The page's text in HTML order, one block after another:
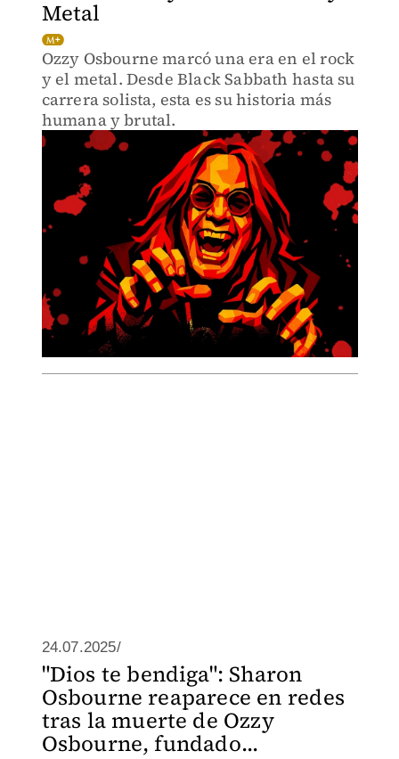
Metal
Ozzy Osbourne marcó una era en el rock
y el metal. Desde Black Sabbath hasta su
carrera solista, esta es su historia más
humana y brutal.
24.07.2025/
"Dios te bendiga": Sharon
Osbourne reaparece en redes
tras la muerte de Ozzy
Osbourne, fundado...